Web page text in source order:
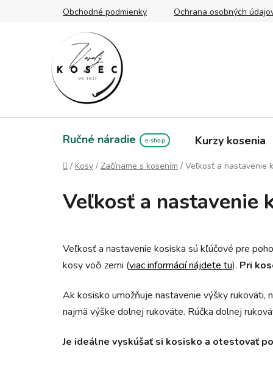
Obchodné podmienky Ochrana osobných
Ručné náradie Kurzy kosenia
Domov
/ Kosy / Začíname s kosením / Veľkosť a nastavenie
Veľkosť a nastavenie
Veľkosť a nastavenie kosiska sú kľúčové pre
kosy voči zemi (viac informácií nájdete tu). Pri
Ak kosisko umožňuje nastavenie výšky rukoväti,
najmä výške dolnej rukoväte. Rúčka dolnej
Je ideálne vyskúšať si kosisko a otestovať